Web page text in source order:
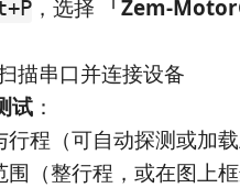
，选择
「Zem-
描串口并连接设备
试 ：
行程（可自动探测或加
围（整行程，或在图上